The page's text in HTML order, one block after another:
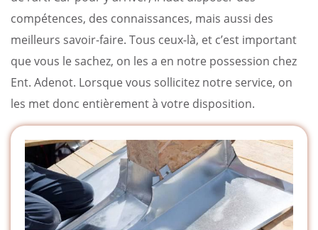
compétences, des connaissances, mais aussi des
meilleurs savoir-faire. Tous ceux-là, et c’est important
que vous le sachez, on les a en notre possession chez
Ent. Adenot. Lorsque vous sollicitez notre service, on
les met donc entièrement à votre disposition.